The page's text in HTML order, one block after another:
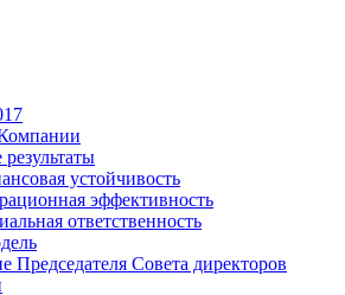
устойчивость
эффективность
ответственность
Председателя Совета директоров